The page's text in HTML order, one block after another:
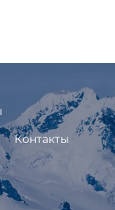
Контакты